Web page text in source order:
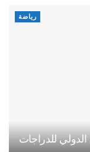
رياضة
الدولي للدراجات